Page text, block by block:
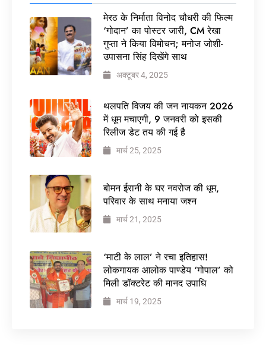
मेरठ के निर्माता विनोद चौधरी की फिल्म
‘गोदान’ का पोस्टर जारी, CM रेखा
गुप्ता ने किया विमोचन; मनोज जोशी-
उपासना सिंह दिखेंगे साथ
अक्टूबर 4, 2025
थलपति विजय की जन नायकन 2026
में धूम मचाएगी, 9 जनवरी को इसकी
रिलीज डेट तय की गई है
मार्च 25, 2025
बोमन ईरानी के घर नवरोज की धूम,
परिवार के साथ मनाया जश्न
मार्च 21, 2025
‘माटी के लाल’ ने रचा इतिहास!
लोकगायक आलोक पाण्डेय ‘गोपाल’ को
मिली डॉक्टरेट की मानद उपाधि
मार्च 19, 2025